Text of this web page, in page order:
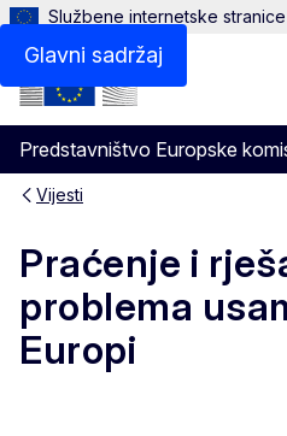
Glavni sadržaj
Službene internetske stranice
Predstavništvo Europske
Menu
Vijesti
Praćenje i
problema
Europi